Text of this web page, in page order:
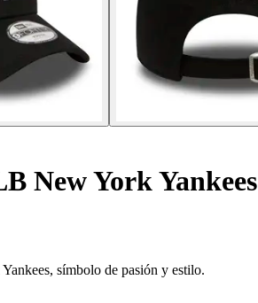
New York Yankees
símbolo de pasión y estilo.